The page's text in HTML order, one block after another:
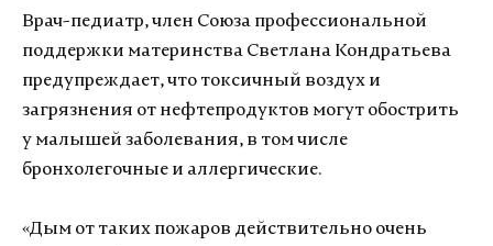
Врач-педиатр, член Союза профессиональной
поддержки материнства Светлана Кондратьева
предупреждает, что токсичный воздух и
загрязнения от нефтепродуктов могут обострить
у малышей заболевания, в том числе
бронхолегочные и аллергические.
«Дым от таких пожаров действительно очень